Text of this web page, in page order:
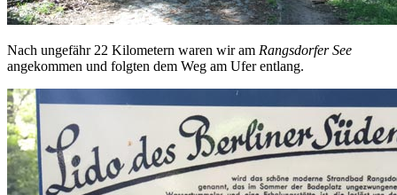
Nach ungefähr 22 Kilometern waren wir am Rangsdorfer See
angekommen und folgten dem Weg am Ufer entlang.